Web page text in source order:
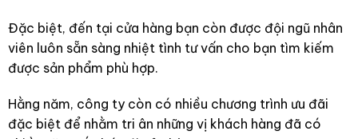
Đặc biệt, đến tại cửa hàng bạn còn được đội ngũ nhân
viên luôn sẵn sàng nhiệt tình tư vấn cho bạn tìm kiếm
được sản phẩm phù hợp.
Hằng năm, công ty còn có nhiều chương trình ưu đãi
đặc biệt để nhằm tri ân những vị khách hàng đã có